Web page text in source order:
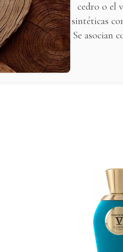
cedro o el
sintéticas
Se asocian